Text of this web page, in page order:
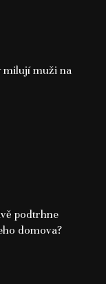
milují muži na
podtrhne
domova?